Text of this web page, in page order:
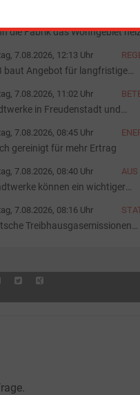
die Fabrik das Wohngebiet
7.08.2026, 12:13 Uhr
baut Angebot für langfristige
7.08.2026, 11:02 Uhr
in Freudenstadt und
7.08.2026, 08:45 Uhr
gereinigt für mehr Ertrag
7.08.2026, 08:40 Uhr
AUS
können ein wichtiger
7.08.2026, 08:16 Uhr
Treibhausgasemissionen